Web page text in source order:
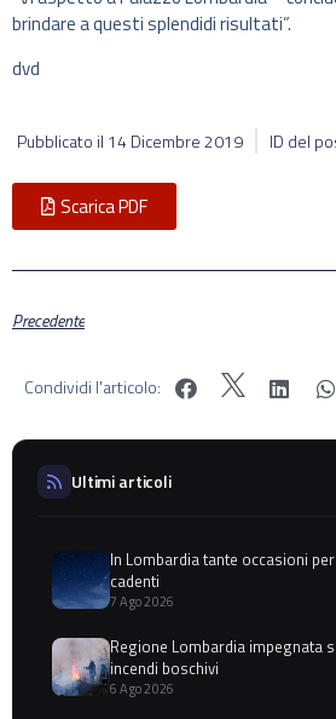
brindare a questi splendidi risultati”.
dvd
Pubblicato il 14 Dicembre 2019 ID del
Scarica PDF
Precedente
Condividi l'articolo:
Ultimi articoli
In Lombardia tante occasioni
cadenti
7 Ago 2026
Regione Lombardia impegnata
incendi boschivi
6 Ago 2026